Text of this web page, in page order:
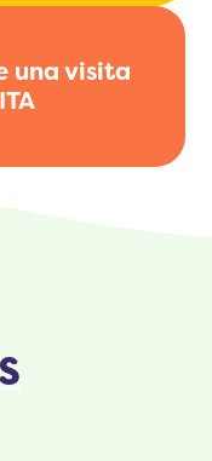
una visita